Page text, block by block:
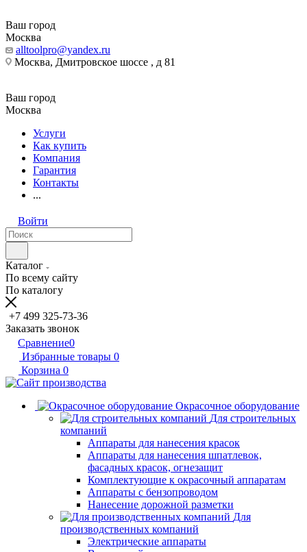
Ваш город
Москва
alltoolpro@yandex.ru
Москва, Дмитровское шоссе , д 81
Ваш город
Москва
Услуги
Как купить
Компания
Гарантия
Контакты
...
Войти
Каталог
По всему сайту
По каталогу
+7 499 325-73-36
Заказать звонок
Сравнение0
Избранные товары 0
Корзина 0
Окрасочное оборудование
Для строительных
компаний
Аппараты для нанесения красок
Аппараты для нанесения шпатлевок,
фасадных красок, огнезащит
Комплектующие к окрасочный аппаратам
Аппараты с бензопроводом
Нанесение дорожной разметки
Для
производственных компаний
Электрические аппараты